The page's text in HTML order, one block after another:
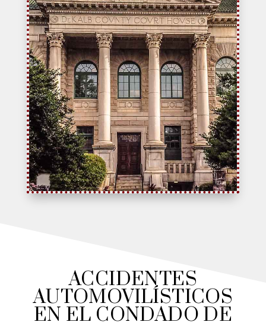
ACCIDENTES
AUTOMOVILÍSTICOS
EN EL CONDADO DE